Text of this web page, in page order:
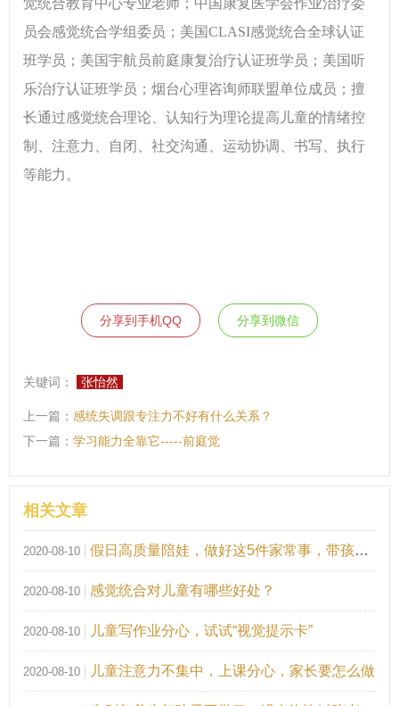
觉统合教育中心专业老师； 中国康复医学会作业治疗委
员会感觉统合学组委员；美国CLASI感觉统合全球认证
班学员；美国宇航员前庭康复治疗认证班学员；美国听
乐治疗认证班学员；烟台心理咨询师联盟单位成员；擅
长通过感觉统合理论、认知行为理论提高儿童的情绪控
制、注意力、自闭、社交沟通、运动协调、书写、执行
等能力。
分享到手机QQ 分享到微信
关键词： 张怡然
上一篇： 感统失调跟专注力不好有什么关系？
下一篇： 学习能力全靠它-----前庭觉
相关文章
2020-08-10 假日高质量陪娃，做好这5件家常事，带孩子玩出”学习能力“
2020-08-10 感觉统合对儿童有哪些好处？
2020-08-10 儿童写作业分心，试试“视觉提示卡”
2020-08-10 儿童注意力不集中，上课分心，家长要怎么做